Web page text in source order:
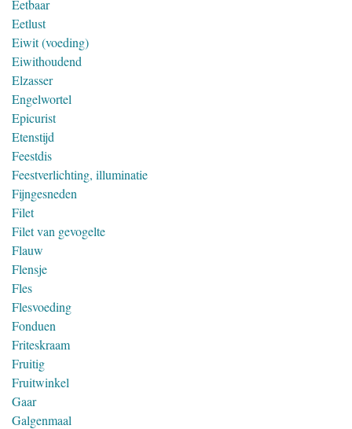
Eetbaar
Eetlust
Eiwit (voeding)
Eiwithoudend
Elzasser
Engelwortel
Epicurist
Etenstijd
Feestdis
Feestverlichting, illuminatie
Fijngesneden
Filet
Filet van gevogelte
Flauw
Flensje
Fles
Flesvoeding
Fonduen
Friteskraam
Fruitig
Fruitwinkel
Gaar
Galgenmaal